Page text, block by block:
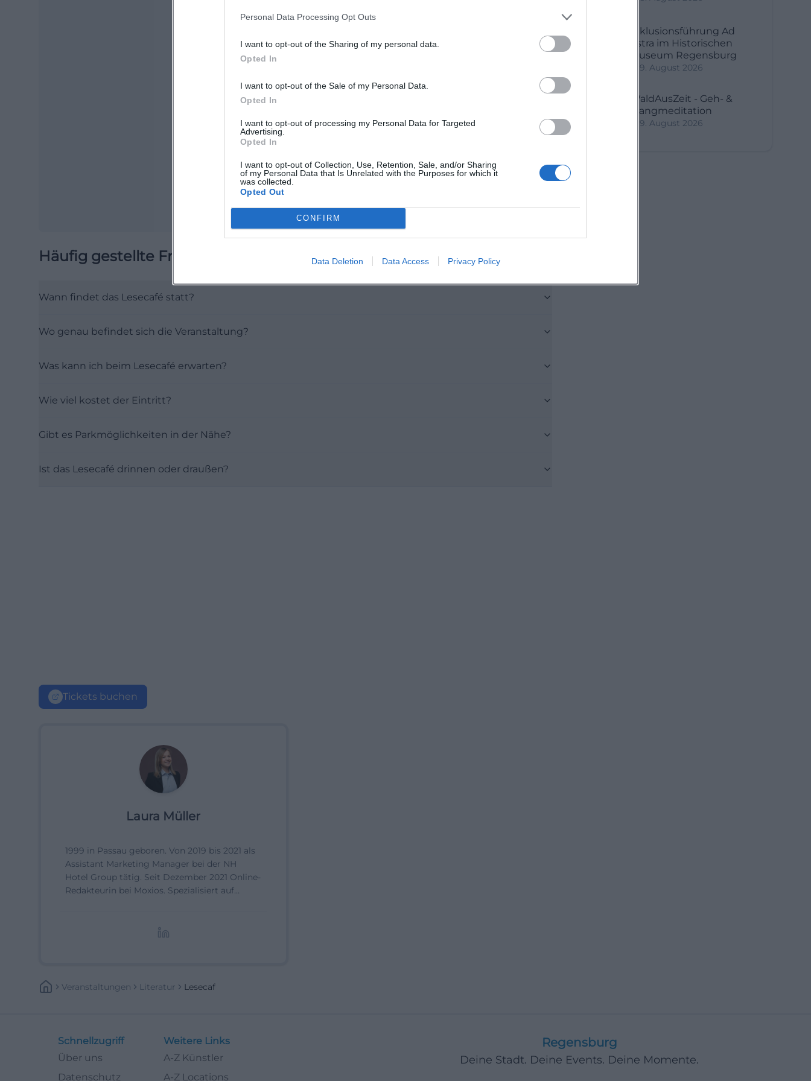
Personal Data Processing Opt Outs
I want to opt-out of the Sharing of my personal data.
Opted In
I want to opt-out of the Sale of my Personal Data.
Opted In
I want to opt-out of processing my Personal Data for Targeted
Advertising.
Opted In
I want to opt-out of Collection, Use, Retention, Sale, and/or Sharing
of my Personal Data that Is Unrelated with the Purposes for which it
was collected.
Opted Out
CONFIRM
Data Deletion Data Access Privacy Policy
Open in Google Maps
Häufig gestellte Fragen
Wann findet das Lesecafé statt?
Wo genau befindet sich die Veranstaltung?
Was kann ich beim Lesecafé erwarten?
Wie viel kostet der Eintritt?
Gibt es Parkmöglichkeiten in der Nähe?
Ist das Lesecafé drinnen oder draußen?
Tickets buchen
Laura Müller
1999 in Passau geboren. Von 2019 bis 2021 als
Assistant Marketing Manager bei der NH
Hotel Group tätig. Seit Dezember 2021 Online-
Redakteurin bei Moxios. Spezialisiert auf
Inklusionsführung Ad
Astra im Historischen
Museum Regensburg
9. August 2026
WaldAusZeit - Geh- &
Klangmeditation
9. August 2026
Veranstaltungen Literatur Lesecaf
Schnellzugriff
Über uns
Datenschutz
Weitere Links
A-Z Künstler
A-Z Locations
Regensburg
Deine Stadt. Deine Events. Deine Momente.